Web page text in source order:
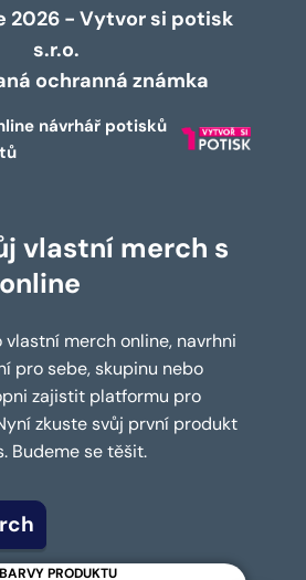
BARVY PRODUKTU
2026 - Vytvor si potisk
s.r.o.
ochranná známka
návrhář potisků
vlastní merch s
merch online, navrhni
pro sebe, skupinu nebo
zajistit platformu pro
zkuste svůj první produkt
Budeme se těšit.